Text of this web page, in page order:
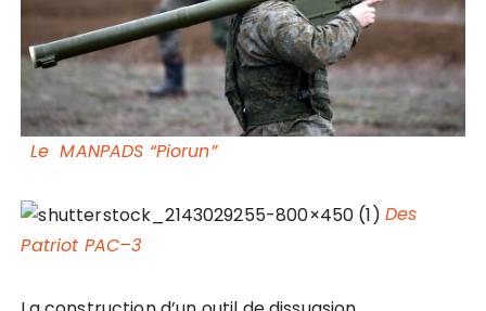
Le MANPADS “Piorun”
Des
Patriot PAC–3